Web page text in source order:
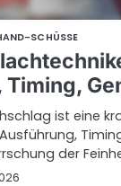
SCHÜSSE
ist eine
der